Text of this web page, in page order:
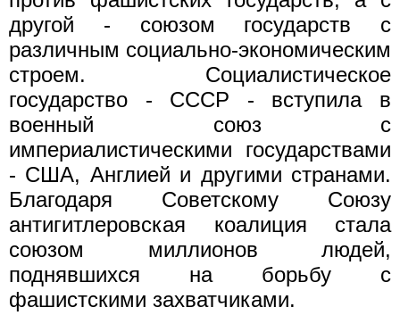
другой - союзом государств с
различным социально-экономическим
строем. Социалистическое
государство - СССР - вступила в
военный союз с
империалистическими государствами
- США, Англией и другими странами.
Благодаря Советскому Союзу
антигитлеровская коалиция стала
союзом миллионов людей,
поднявшихся на борьбу с
фашистскими захватчиками.